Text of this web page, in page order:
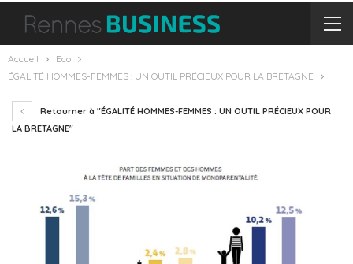
Accueil
Eco
ÉGALITÉ HOMMES-FEMMES : UN OUTIL PRÉCIEUX POUR LA BRETAGNE
Retourner à "ÉGALITÉ HOMMES-FEMMES : UN OUTIL PRÉCIEUX POUR
LA BRETAGNE"